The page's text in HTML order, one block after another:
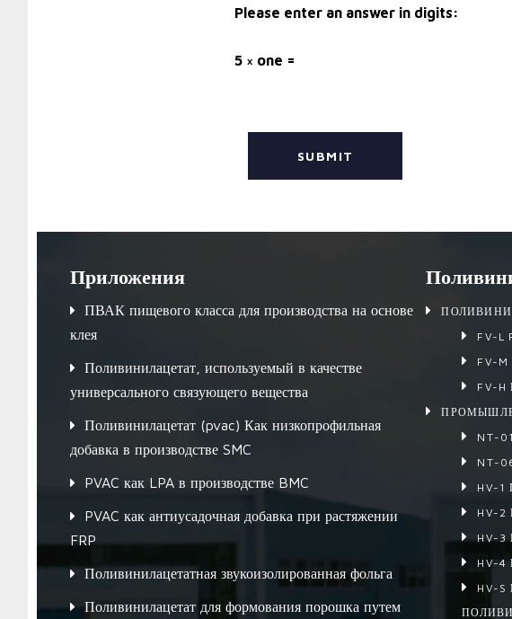
Please enter an answer in digits:
5 × one =
Приложения
ПВАК пищевого класса для производства на основе
клея
Поливинилацетат, используемый в качестве
универсального связующего вещества
Поливинилацетат (pvac) Как низкопрофильная
добавка в производстве SMC
PVAC как LPA в производстве BMC
PVAC как антиусадочная добавка при растяжении
FRP
Поливинилацетатная звукоизолированная фольга
Поливинилацетат для формования порошка путем
FV-L
FV-
FV-
NT-
NT-
HV-
HV-
HV-
HV-
HV-